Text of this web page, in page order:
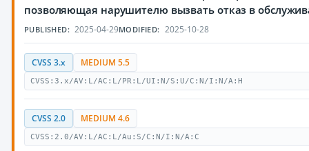
позволяющая нарушителю вызвать отказ в
PUBLISHED: 2025-04-29MODIFIED: 2025-10-28
CVSS 3.x MEDIUM 5.5
CVSS:3.x/AV:L/AC:L/PR:L/UI:N/S:U/C:N/I:N/A:H
CVSS 2.0 MEDIUM 4.6
CVSS:2.0/AV:L/AC:L/Au:S/C:N/I:N/A:C